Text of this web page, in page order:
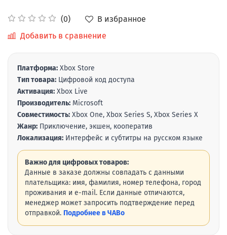
(0)
В избранное
Добавить в сравнение
Платформа: Xbox Store
Тип товара: Цифровой код доступа
Активация: Xbox Live
Производитель: Microsoft
Совместимость: Xbox One, Xbox Series S, Xbox Series X
Жанр: Приключение, экшен, кооператив
Локализация: Интерфейс и субтитры на русском языке
Важно для цифровых товаров:
Данные в заказе должны совпадать с данными
плательщика: имя, фамилия, номер телефона, город
проживания и e-mail. Если данные отличаются,
менеджер может запросить подтверждение перед
отправкой. Подробнее в ЧАВо